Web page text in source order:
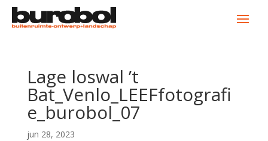
Lage loswal ’t
Bat_Venlo_LEEFfotografi
e_burobol_07
jun 28, 2023